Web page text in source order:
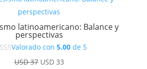
latinoamericano: Balance y
perspectivas
Valorado con 5.00de 5
USD37 El
USD33El